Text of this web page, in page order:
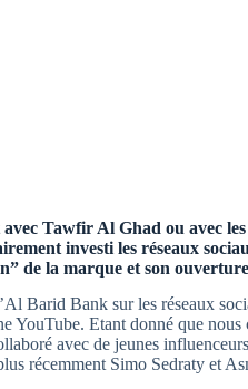
avec Tawfir Al Ghad ou avec
investi les réseaux
de la marque et son
Barid Bank sur les réseaux
YouTube. Etant donné que
avec de jeunes
récemment Simo Sedraty et